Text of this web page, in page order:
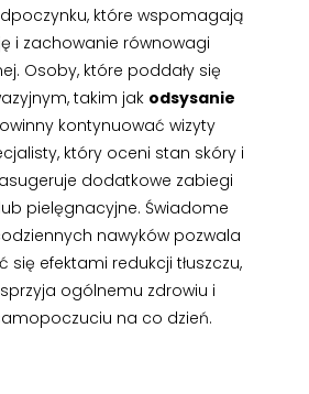
które wspomagają
i zachowanie równowagi
Osoby, które poddały się
takim jak odsysanie
kontynuować wizyty
który oceni stan skóry i
dodatkowe zabiegi
pielęgnacyjne. Świadome
nawyków pozwala
się efektami redukcji tłuszczu,
ogólnemu zdrowiu i
na co dzień.